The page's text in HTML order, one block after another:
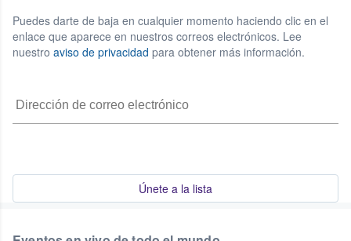
Puedes darte de baja en cualquier momento haciendo clic en el
enlace que aparece en nuestros correos electrónicos. Lee
nuestro aviso de privacidad para obtener más información.
Únete a la lista